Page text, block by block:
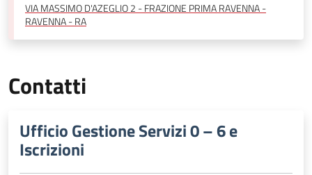
VIA MASSIMO D'AZEGLIO 2 - FRAZIONE PRIMA RAVENNA -
RAVENNA - RA
Contatti
Ufficio Gestione Servizi 0 – 6 e
Iscrizioni